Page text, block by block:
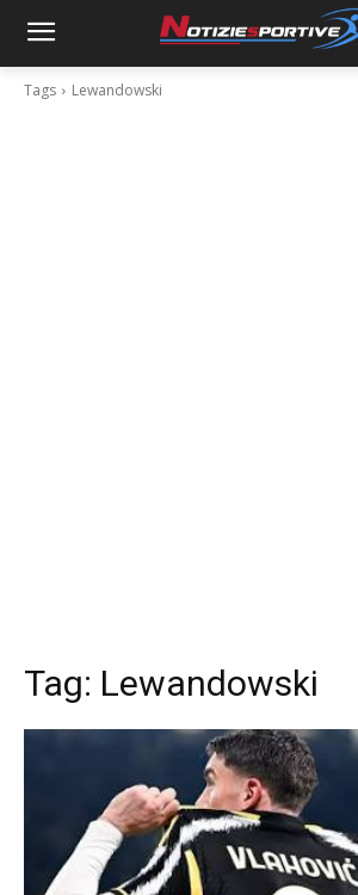
Tags Lewandowski
Tag: Lewandowski